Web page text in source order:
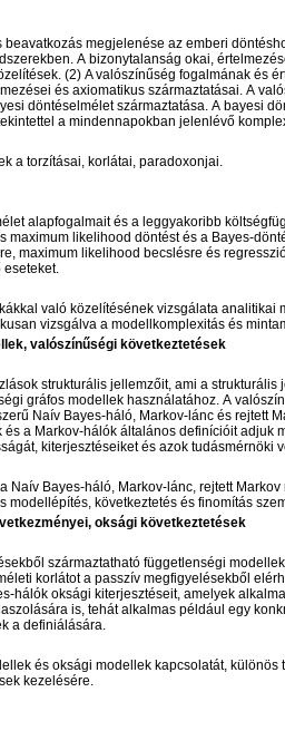
megjelenése az emberi
A bizonytalanság okai,
(2) A valószínűség fogalmának és
és axiomatikus származtatásai. A
döntéselmélet származtatása. A bayesi
a mindennapokban jelenlévő
a torzításai, korlátai, paradoxonjai.
alapfogalmait és a leggyakoribb
maximum likelihood döntést és a Bayes-
maximum likelihood becslésre és
eseteket.
való közelítésének vizsgálata analitikai
vizsgálva a modellkomplexitás és
valószínűségi következtetések
strukturális jellemzőit, ami a strukturális
gráfos modellek használatához. A
Naív Bayes-háló, Markov-lánc és rejtett
a Markov-hálók általános definícióit adjuk
kiterjesztéseiket és azok tudásmérnöki
Naív Bayes-háló, Markov-lánc, rejtett
modellépítés, következtetés és finomítás
oksági következtetések
származtatható függetlenségi
korlátot a passzív megfigyelésekből
hálók oksági kiterjesztéseit, amelyek
is, tehát alkalmas például egy
a definiálására.
és oksági modellek kapcsolatát, különös
kezelésére.